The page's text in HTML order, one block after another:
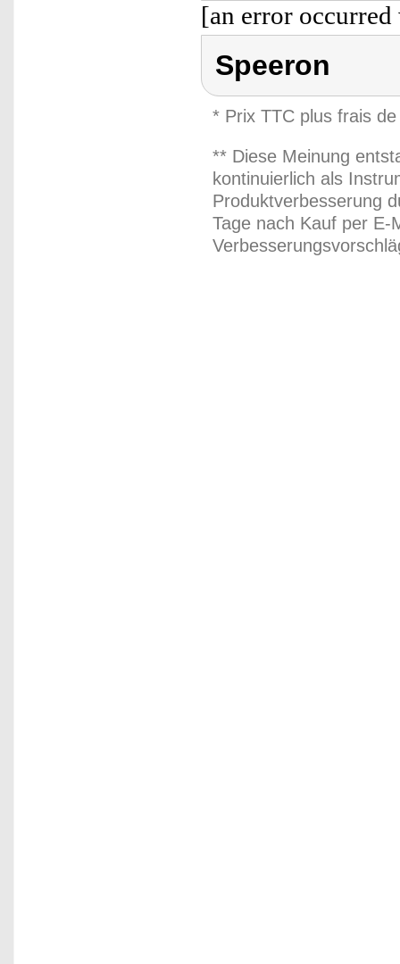
[an error
Speeron
* Prix TTC plus frais
** Diese Meinung
kontinuierlich als
Produktverbesserung
Tage nach Kauf per E-